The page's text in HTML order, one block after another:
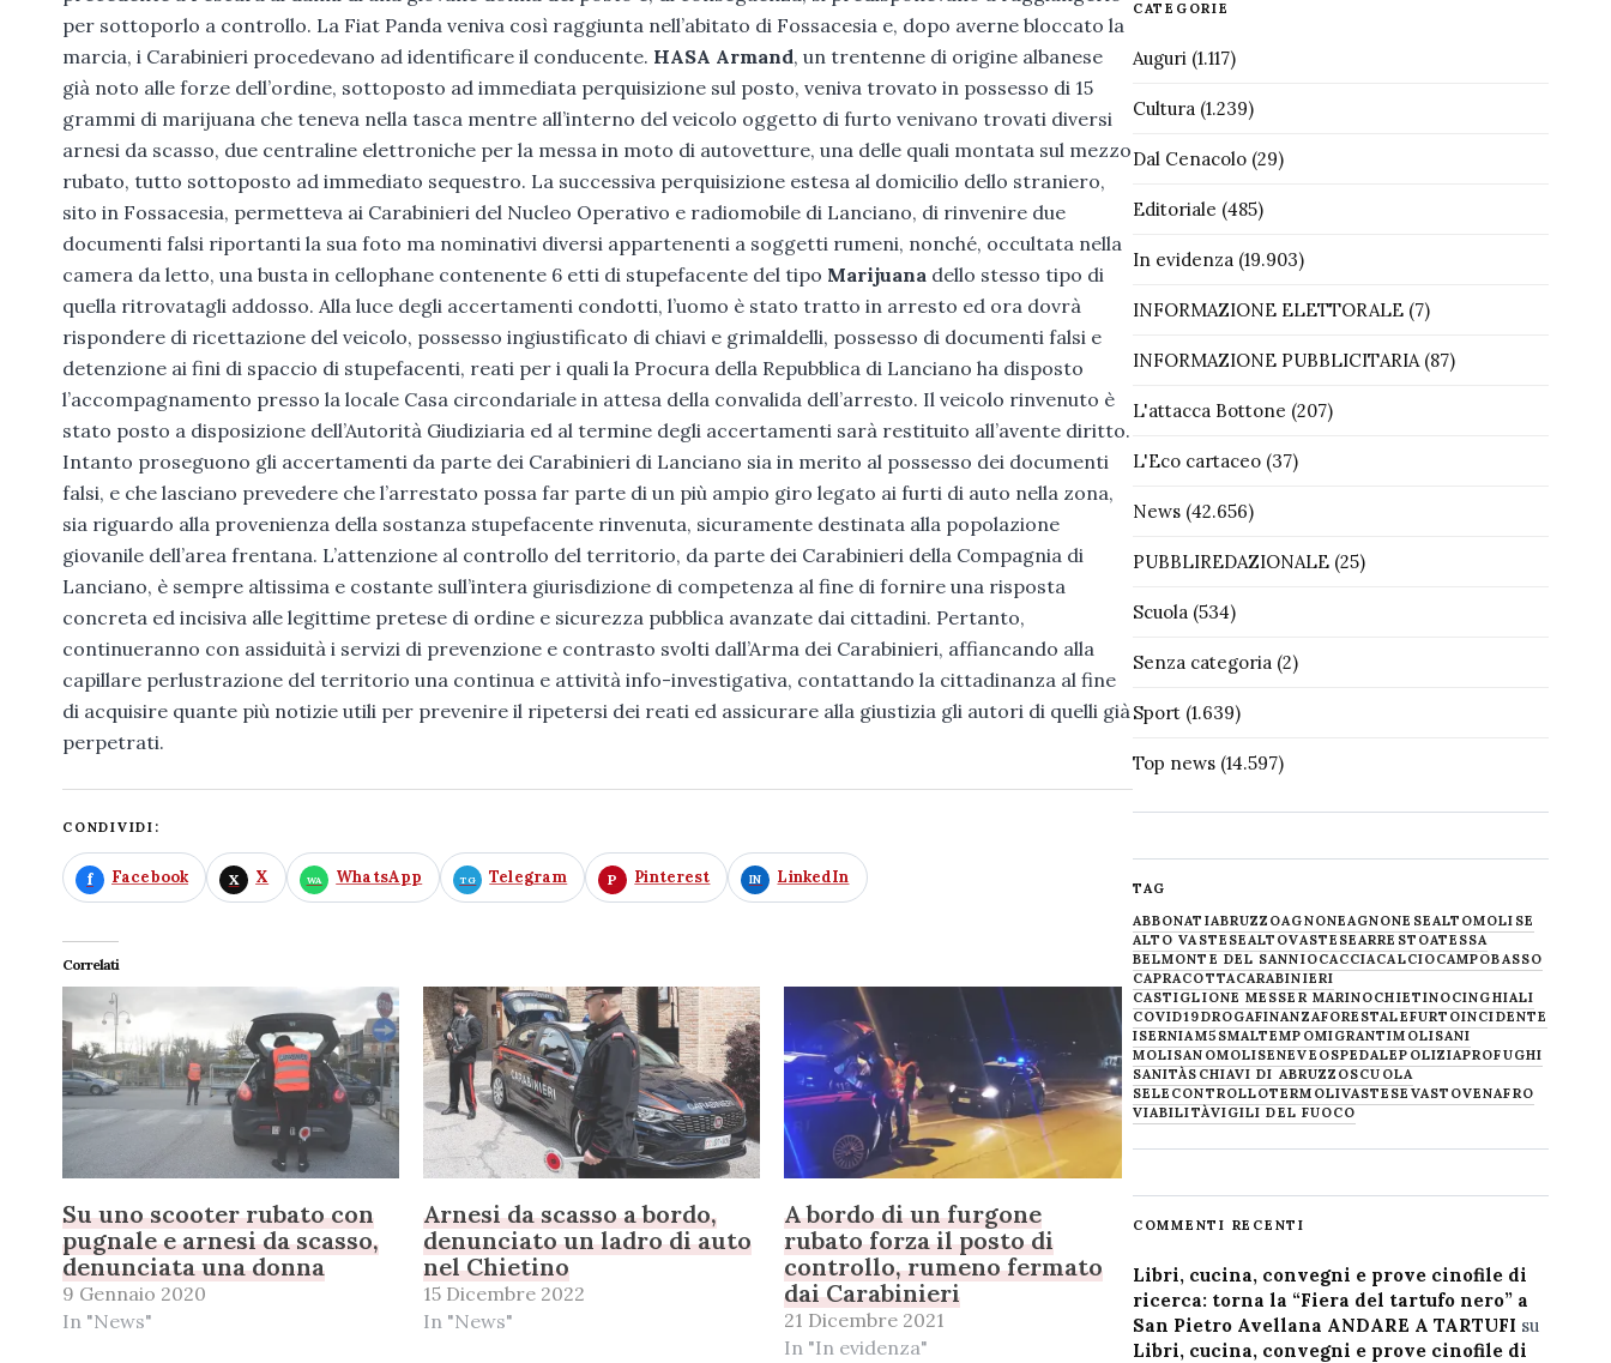
per sottoporlo a controllo. La Fiat Panda veniva così raggiunta nell’abitato di Fossacesia e, dopo averne bloccato la
marcia, i Carabinieri procedevano ad identificare il conducente. HASA Armand, un trentenne di origine albanese
già noto alle forze dell’ordine, sottoposto ad immediata perquisizione sul posto, veniva trovato in possesso di 15
grammi di marijuana che teneva nella tasca mentre all’interno del veicolo oggetto di furto venivano trovati diversi
arnesi da scasso, due centraline elettroniche per la messa in moto di autovetture, una delle quali montata sul mezzo
rubato, tutto sottoposto ad immediato sequestro. La successiva perquisizione estesa al domicilio dello straniero,
sito in Fossacesia, permetteva ai Carabinieri del Nucleo Operativo e radiomobile di Lanciano, di rinvenire due
documenti falsi riportanti la sua foto ma nominativi diversi appartenenti a soggetti rumeni, nonché, occultata nella
camera da letto, una busta in cellophane contenente 6 etti di stupefacente del tipo Marijuana dello stesso tipo di
quella ritrovatagli addosso. Alla luce degli accertamenti condotti, l’uomo è stato tratto in arresto ed ora dovrà
rispondere di ricettazione del veicolo, possesso ingiustificato di chiavi e grimaldelli, possesso di documenti falsi e
detenzione ai fini di spaccio di stupefacenti, reati per i quali la Procura della Repubblica di Lanciano ha disposto
l’accompagnamento presso la locale Casa circondariale in attesa della convalida dell’arresto. Il veicolo rinvenuto è
stato posto a disposizione dell’Autorità Giudiziaria ed al termine degli accertamenti sarà restituito all’avente diritto.
Intanto proseguono gli accertamenti da parte dei Carabinieri di Lanciano sia in merito al possesso dei documenti
falsi, e che lasciano prevedere che l’arrestato possa far parte di un più ampio giro legato ai furti di auto nella zona,
sia riguardo alla provenienza della sostanza stupefacente rinvenuta, sicuramente destinata alla popolazione
giovanile dell’area frentana. L’attenzione al controllo del territorio, da parte dei Carabinieri della Compagnia di
Lanciano, è sempre altissima e costante sull’intera giurisdizione di competenza al fine di fornire una risposta
concreta ed incisiva alle legittime pretese di ordine e sicurezza pubblica avanzate dai cittadini. Pertanto,
continueranno con assiduità i servizi di prevenzione e contrasto svolti dall’Arma dei Carabinieri, affiancando alla
capillare perlustrazione del territorio una continua e attività info-investigativa, contattando la cittadinanza al fine
di acquisire quante più notizie utili per prevenire il ripetersi dei reati ed assicurare alla giustizia gli autori di quelli già
perpetrati.
CONDIVIDI:
Facebook X WhatsApp Telegram Pinterest LinkedIn
Correlati
Su uno scooter rubato con
pugnale e arnesi da scasso,
denunciata una donna
9 Gennaio 2020
In "News"
Arnesi da scasso a bordo,
denunciato un ladro di auto
nel Chietino
15 Dicembre 2022
In "News"
A bordo di un furgone
rubato forza il posto di
controllo, rumeno fermato
dai Carabinieri
21 Dicembre 2021
In "In evidenza"
CATEGORIE
Auguri(1.117)
Cultura(1.239)
Dal Cenacolo(29)
Editoriale (485)
In evidenza(19.903)
INFORMAZIONE ELETTORALE(7)
INFORMAZIONE PUBBLICITARIA(87)
L'attacca Bottone (207)
L'Eco cartaceo(37)
News(42.656)
PUBBLIREDAZIONALE(25)
Scuola(534)
Senza categoria(2)
Sport(1.639)
Top news(14.597)
TAG
ABBONATIABRUZZOAGNONEAGNONESEALTOMOLISE
ALTO VASTESEALTOVASTESEARRESTOATESSA
BELMONTE DEL SANNIOCACCIACALCIOCAMPOBASSO
CAPRACOTTACARABINIERI
CASTIGLIONE MESSER MARINOCHIETINOCINGHIALI
COVID19DROGAFINANZAFORESTALEFURTOINCIDENTE
ISERNIAM5SMALTEMPOMIGRANTIMOLISANI
MOLISANOMOLISENEVE OSPEDALEPOLIZIAPROFUGHI
SANITÀSCHIAVI DI ABRUZZOSCUOLA
SELECONTROLLOTERMOLIVASTESE VASTOVENAFRO
VIABILITÀVIGILI DEL FUOCO
COMMENTI RECENTI
Libri, cucina, convegni e prove cinofile di
ricerca: torna la “Fiera del tartufo nero” a
San Pietro Avellana ANDARE A TARTUFI su
Libri, cucina, convegni e prove cinofile di